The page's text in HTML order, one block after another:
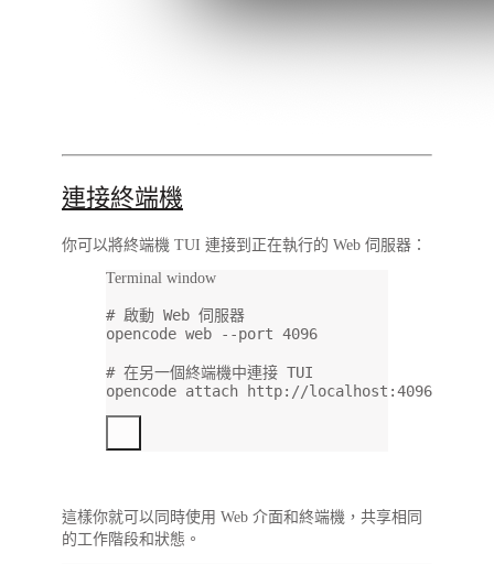
連接終端機
你可以將終端機 TUI 連接到正在執行的 Web 伺服器：
Terminal window
# 啟動 Web 伺服器
opencode web --port 4096
# 在另一個終端機中連接 TUI
opencode attach http://localhost:4096
這樣你就可以同時使用 Web 介面和終端機，共享相同
的工作階段和狀態。